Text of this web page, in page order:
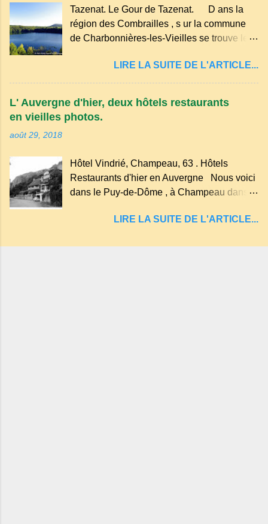
dans les nuages et brille au moindre rayon
de soleil, attirant le regard. Bien entouré de
verdure, d'un étang, d'une bambouseraie
des souvenirs tout cela dans un grand parc
arboré.
Tazenat. Le Gour de Tazenat. D ans la
région des Combrailles , s ur la commune
de Charbonnières-les-Vieilles se trouve le
d'explosion) rempli d’eau, appelé : le Lac de
Tazenat ou Tazanat, il est le premier et le
plus au nord de la Chaîne des Puys qui en
compte près de soixante. En Auvergne
"sans fond" et en forme d'entonnoir
entraînant vers les entrailles de la terre, les
malheureux qui s'approchaient trop de
LIRE LA SUITE DE L'ARTICLE...
L' Auvergne d'hier, deux hôtels restaurants
en vieilles photos.
août 29, 2018
Hôtel Vindrié, Champeau, 63 . Hôtels
Restaurants d'hier en Auvergne Nous voici
dans le Puy-de-Dôme , à Champeau dans
Servant . L'Hôtel-Restaurant Vindrié était
son jambon de pays et son poulet cocotte,
LIRE LA SUITE DE L'ARTICLE...